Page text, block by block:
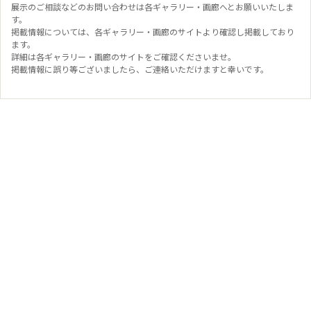
展示のご相談などのお問い合わせは各ギャラリー・画廊へとお願いいたしま
す。
掲載情報については、各ギャラリー・画廊のサイトより確認し掲載しており
ます。
詳細は各ギャラリー・画廊のサイトをご確認くださいませ。
掲載情報に誤り等ございましたら、ご連絡いただけますと幸いです。